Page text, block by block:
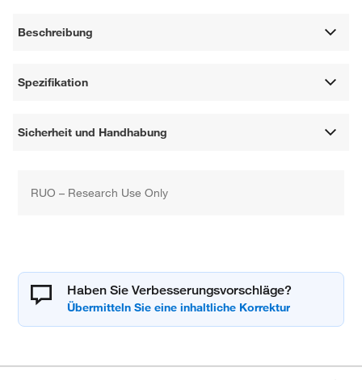
Beschreibung
Spezifikation
Sicherheit und Handhabung
RUO – Research Use Only
Haben Sie Verbesserungsvorschläge?